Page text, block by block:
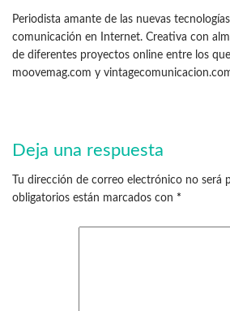
Periodista amante de las nuevas
comunicación en Internet. Creativa con
de diferentes proyectos online entre los
moovemag.com y
Deja una respuesta
Tu dirección de correo electrónico no será
obligatorios están marcados con *